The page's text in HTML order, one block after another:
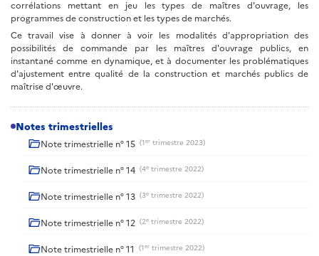
corrélations mettant en jeu les types de maîtres d'ouvrage, les
programmes de construction et les types de marchés.
Ce travail vise à donner à voir les modalités d'appropriation des
possibilités de commande par les maîtres d'ouvrage publics, en
instantané comme en dynamique, et à documenter les problématiques
d'ajustement entre qualité de la construction et marchés publics de
maîtrise d'œuvre.
Notes trimestrielles
Note trimestrielle n° 15 (1er trimestre 2023)
Note trimestrielle n° 14 (4e trimestre 2022)
Note trimestrielle n° 13 (3e trimestre 2022)
Note trimestrielle n° 12 (2e trimestre 2022)
Note trimestrielle n° 11 (1er trimestre 2022)